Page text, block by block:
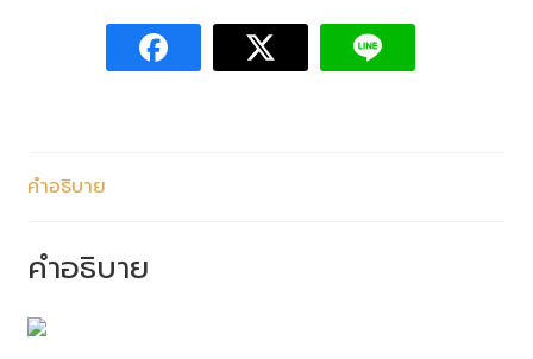
คำอธิบาย
คำอธิบาย